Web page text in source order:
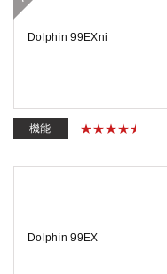
Dolphin 99EXni
機能
Dolphin 99EX